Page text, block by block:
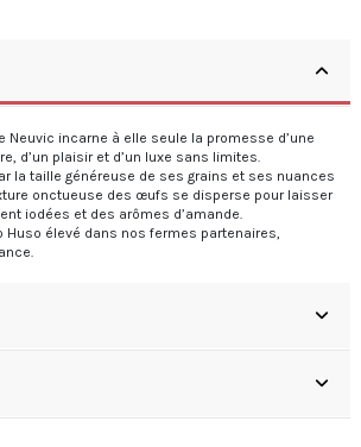
Neuvic incarne à elle seule la promesse d’une
d’un plaisir et d’un luxe sans limites.
la taille généreuse de ses grains et ses nuances
onctueuse des œufs se disperse pour laisser
iodées et des arômes d’amande.
Huso élevé dans nos fermes partenaires,